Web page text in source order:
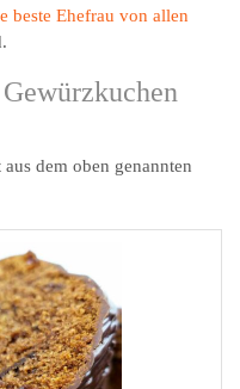
beste Ehefrau von allen
dem oben genannten